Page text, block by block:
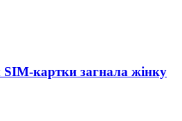
картки загнала жінку